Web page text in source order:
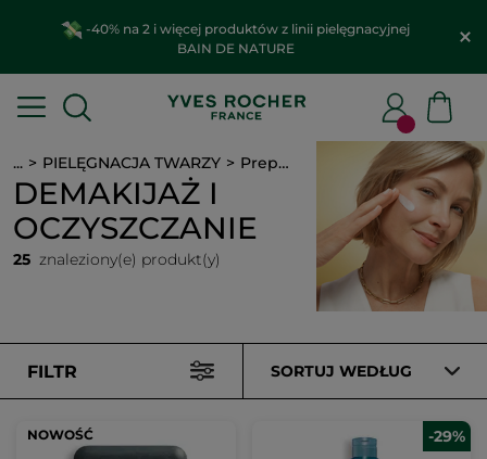
-40% na 2 i więcej produktów z linii pielęgnacyjnej
BAIN DE NATURE
... PIELĘGNACJA TWARZY Preparaty do czyszczenia
DEMAKIJAŻ I
OCZYSZCZANIE
25 znaleziony(e) produkt(y)
FILTR SORTUJ WEDŁUG
NOWOŚĆ -29%